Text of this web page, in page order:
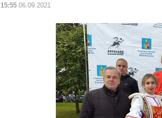
15:55 06.09.2021